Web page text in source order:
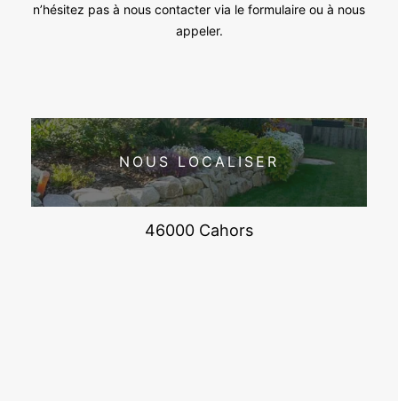
n’hésitez pas à nous contacter via le formulaire ou à nous
appeler.
NOUS LOCALISER
46000 Cahors